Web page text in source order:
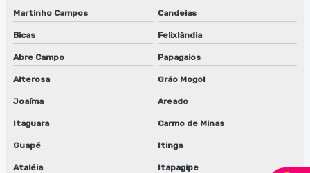
Martinho Campos Candeias
Bicas Felixlândia
Abre Campo Papagaios
Alterosa Grão Mogol
Joaíma Areado
Itaguara Carmo de Minas
Guapé Itinga
Ataléia Itapagipe